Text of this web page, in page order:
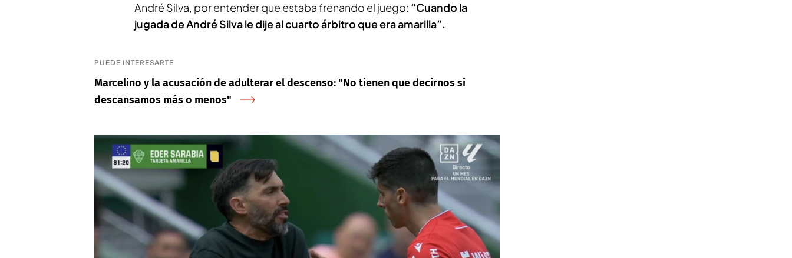
André Silva, por entender que estaba frenando el juego: “Cuando la
jugada de André Silva le dije al cuarto árbitro que era amarilla”.
PUEDE INTERESARTE
Marcelino y la acusación de adulterar el descenso: "No tienen que decirnos si
descansamos más o menos"